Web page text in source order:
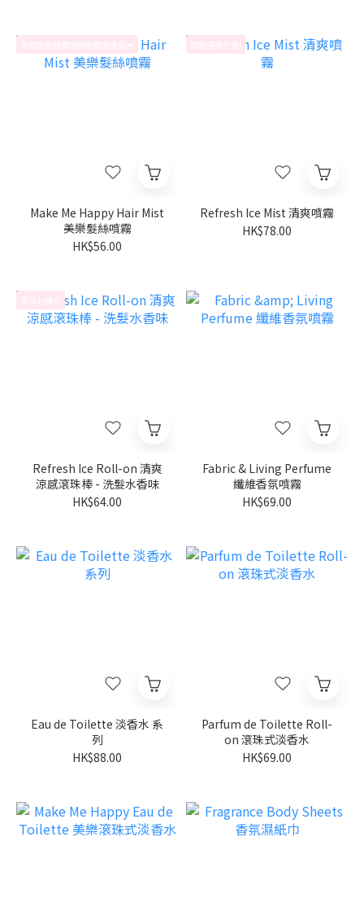
Make Me Happy Hair Mist
美樂髮絲噴霧
HK$56.00
Refresh Ice Mist 清爽噴霧
HK$78.00
Refresh Ice Roll-on 清爽
涼感滾珠棒 - 洗髮水香味
HK$64.00
Fabric & Living Perfume
纖維香氛噴霧
HK$69.00
Eau de Toilette 淡香水 系
列
HK$88.00
Parfum de Toilette Roll-
on 滾珠式淡香水
HK$69.00